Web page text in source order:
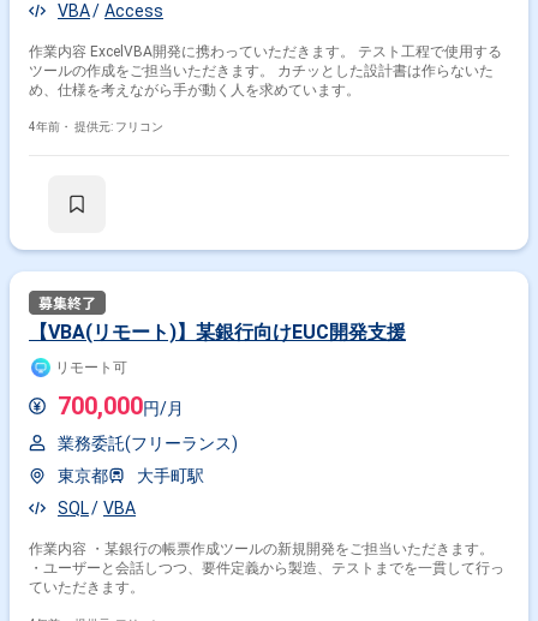
VBA
Access
作業内容 ExcelVBA開発に携わっていただきます。 テスト工程で使用する
ツールの作成をご担当いただきます。 カチッとした設計書は作らないた
め、仕様を考えながら手が動く人を求めています。
4年前・ 提供元: フリコン
【VBA(リモート)】某銀行向けEUC開発支援
リモート可
700,000円/月
業務委託(フリーランス)
東京都
大手町駅
SQL
VBA
作業内容 ・某銀行の帳票作成ツールの新規開発をご担当いただきます。
・ユーザーと会話しつつ、要件定義から製造、テストまでを一貫して行っ
ていただきます。